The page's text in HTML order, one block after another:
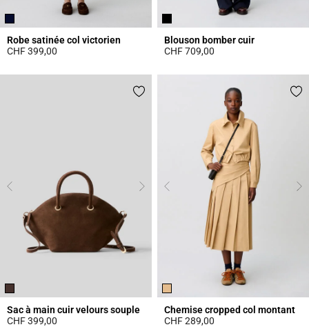
Robe satinée col victorien
CHF 399,00
Blouson bomber cuir
CHF 709,00
Sac à main cuir velours souple
CHF 399,00
Chemise cropped col montant
CHF 289,00